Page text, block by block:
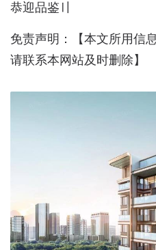
恭迎品鉴〢
免责声明：【本文所用信
请联系本网站及时删除】